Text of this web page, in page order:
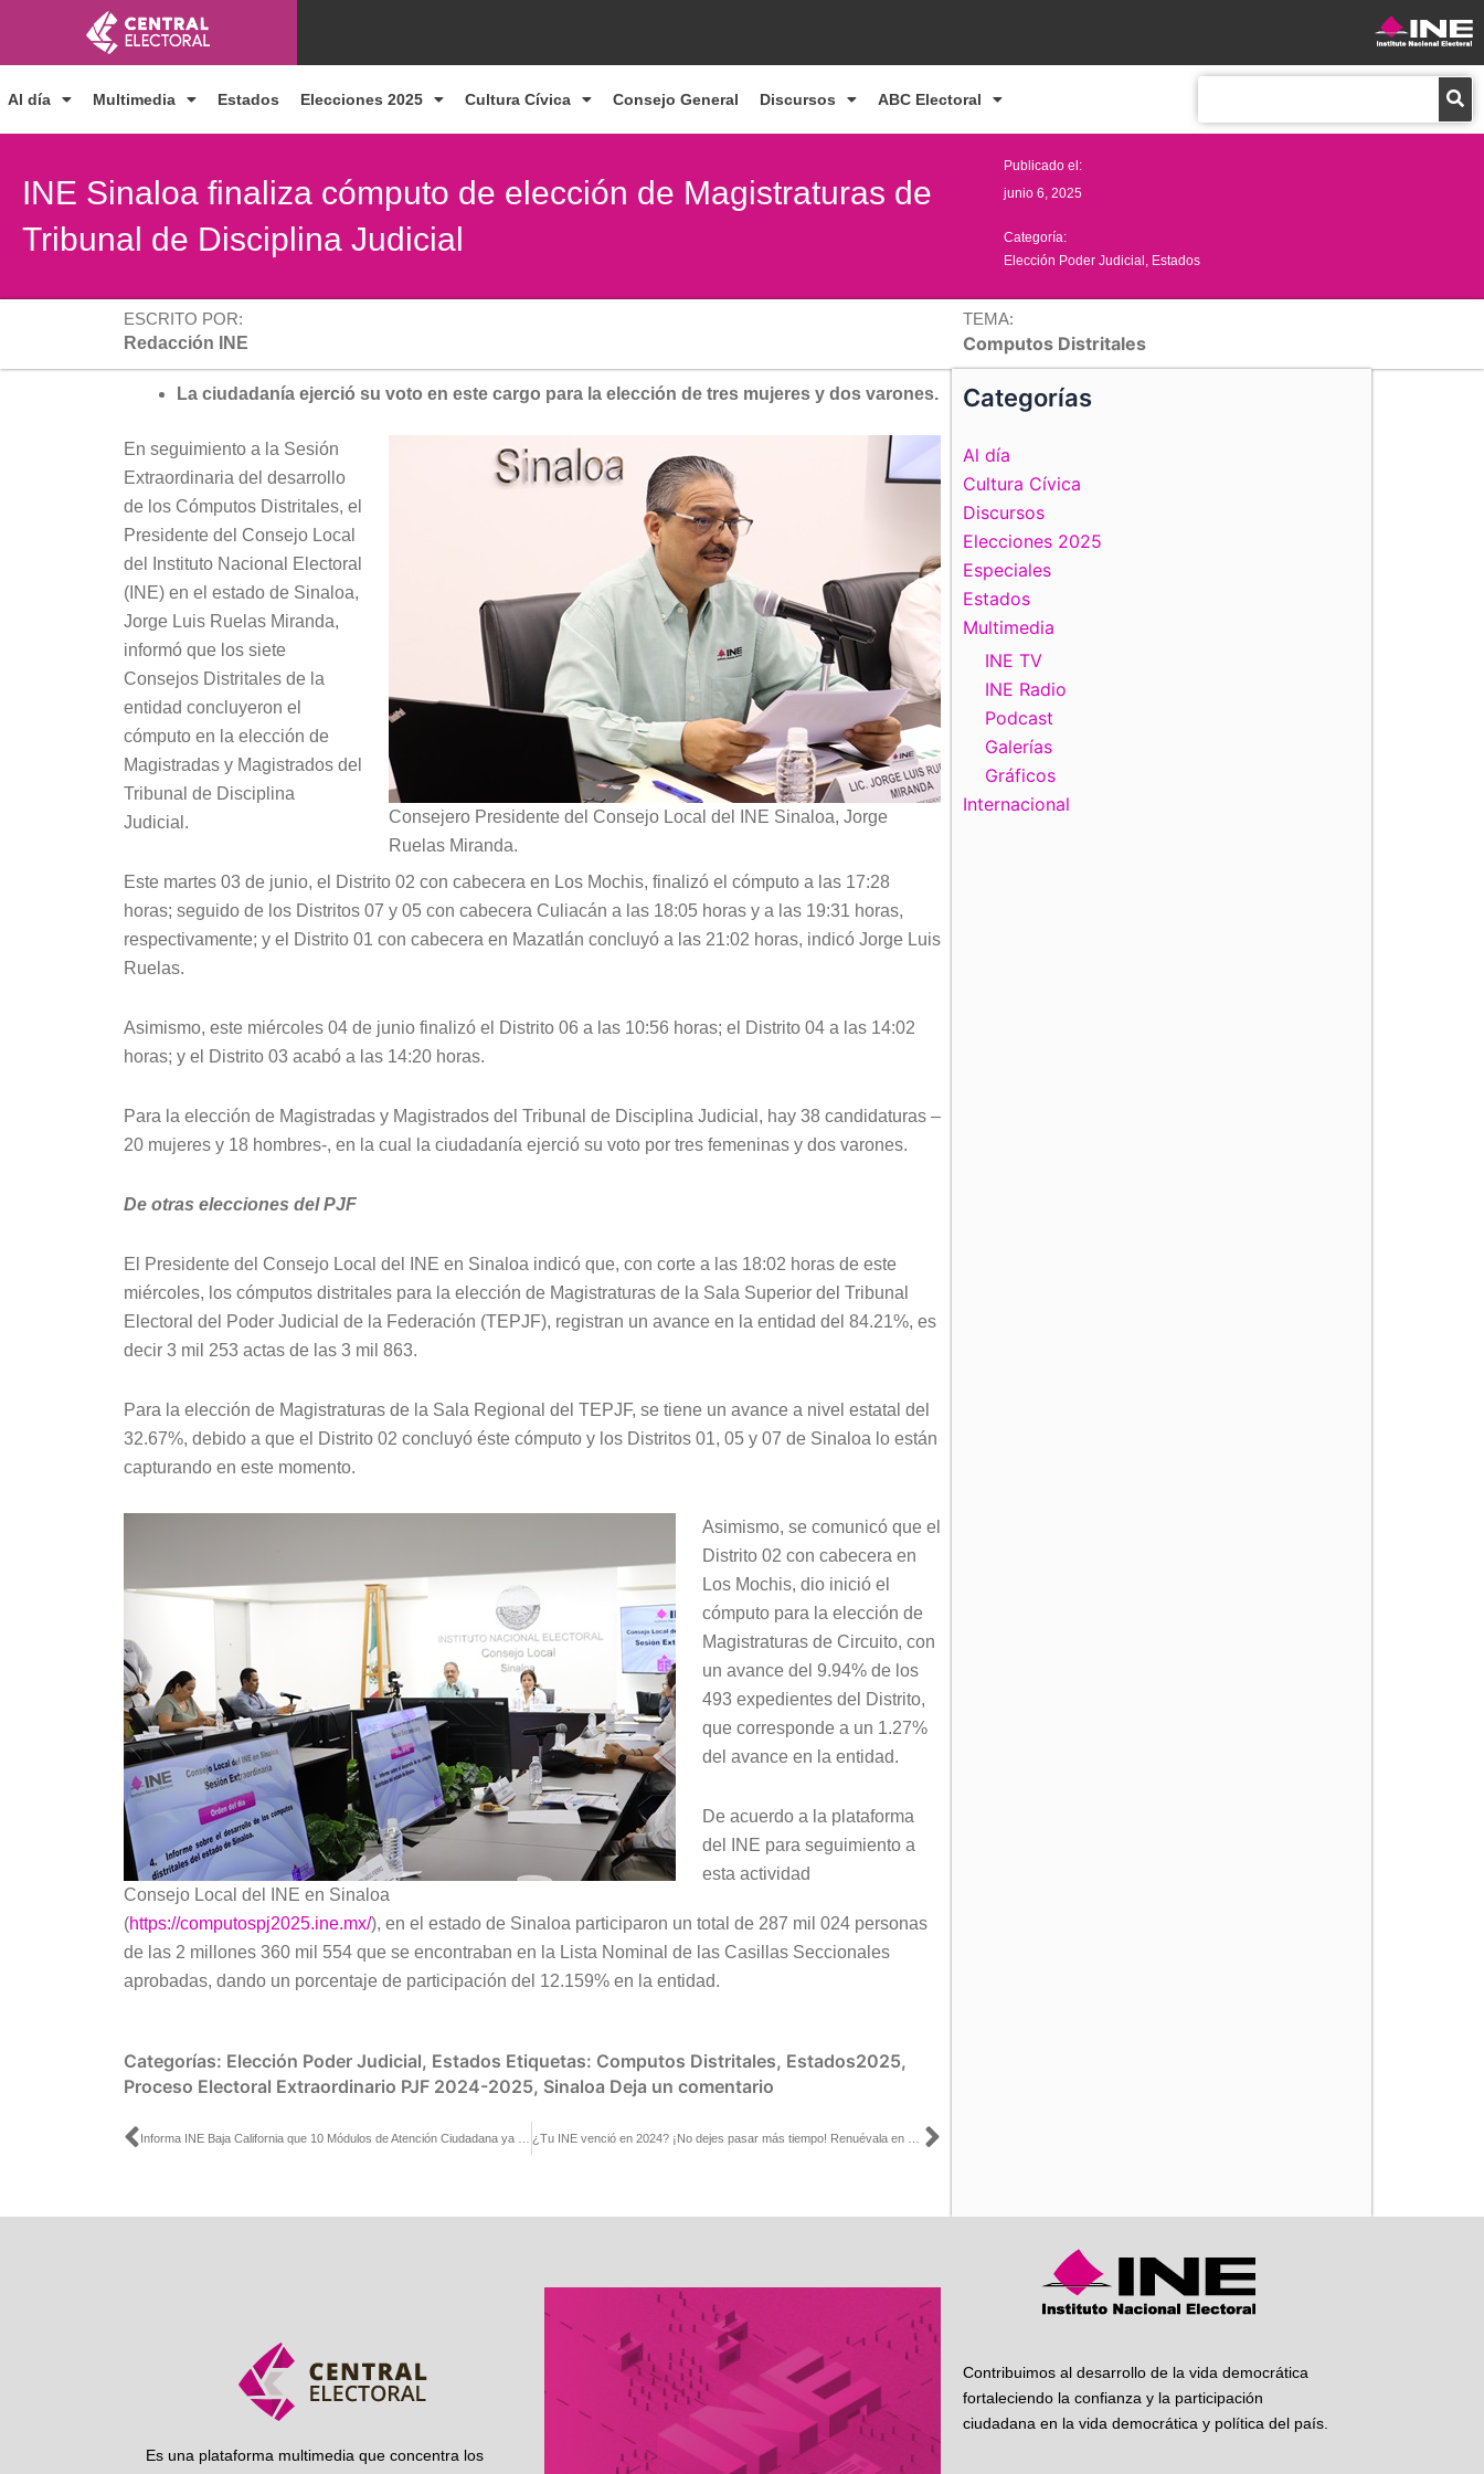
contenido
Al día Multimedia Estados Elecciones 2025 Cultura Cívica Consejo General Discursos ABC Electoral
INE Sinaloa finaliza cómputo de elección de Magistraturas de
Tribunal de Disciplina Judicial
Publicado el:
junio 6, 2025
Categoría:
Elección Poder Judicial Estados
ESCRITO POR:
Redacción INE
TEMA:
Computos Distritales
La ciudadanía ejerció su voto en este cargo para la elección de tres mujeres y dos varones.
Consejero Presidente del Consejo Local del INE Sinaloa, Jorge
Ruelas Miranda.
En seguimiento a la Sesión
Extraordinaria del desarrollo
de los Cómputos Distritales, el
Presidente del Consejo Local
del Instituto Nacional Electoral
(INE) en el estado de Sinaloa,
Jorge Luis Ruelas Miranda,
informó que los siete
Consejos Distritales de la
entidad concluyeron el
cómputo en la elección de
Magistradas y Magistrados del
Tribunal de Disciplina
Judicial.
Este martes 03 de junio, el Distrito 02 con cabecera en Los Mochis, finalizó el cómputo a las 17:28
horas; seguido de los Distritos 07 y 05 con cabecera Culiacán a las 18:05 horas y a las 19:31 horas,
respectivamente; y el Distrito 01 con cabecera en Mazatlán concluyó a las 21:02 horas, indicó Jorge Luis
Ruelas.
Asimismo, este miércoles 04 de junio finalizó el Distrito 06 a las 10:56 horas; el Distrito 04 a las 14:02
horas; y el Distrito 03 acabó a las 14:20 horas.
Para la elección de Magistradas y Magistrados del Tribunal de Disciplina Judicial, hay 38 candidaturas –
20 mujeres y 18 hombres-, en la cual la ciudadanía ejerció su voto por tres femeninas y dos varones.
De otras elecciones del PJF
El Presidente del Consejo Local del INE en Sinaloa indicó que, con corte a las 18:02 horas de este
miércoles, los cómputos distritales para la elección de Magistraturas de la Sala Superior del Tribunal
Electoral del Poder Judicial de la Federación (TEPJF), registran un avance en la entidad del 84.21%, es
decir 3 mil 253 actas de las 3 mil 863.
Para la elección de Magistraturas de la Sala Regional del TEPJF, se tiene un avance a nivel estatal del
32.67%, debido a que el Distrito 02 concluyó éste cómputo y los Distritos 01, 05 y 07 de Sinaloa lo están
capturando en este momento.
Consejo Local del INE en Sinaloa
Asimismo, se comunicó que el
Distrito 02 con cabecera en
Los Mochis, dio inició el
cómputo para la elección de
Magistraturas de Circuito, con
un avance del 9.94% de los
493 expedientes del Distrito,
que corresponde a un 1.27%
del avance en la entidad.
De acuerdo a la plataforma
del INE para seguimiento a
esta actividad
(https://computospj2025.ine.mx/), en el estado de Sinaloa participaron un total de 287 mil 024 personas
de las 2 millones 360 mil 554 que se encontraban en la Lista Nominal de las Casillas Seccionales
aprobadas, dando un porcentaje de participación del 12.159% en la entidad.
Categorías: Elección Poder Judicial, Estados Etiquetas: Computos Distritales, Estados2025,
Proceso Electoral Extraordinario PJF 2024-2025, Sinaloa Deja un comentario
Ant Siguiente
Categorías
Al día
Cultura Cívica
Discursos
Elecciones 2025
Especiales
Estados
Multimedia
INE TV
INE Radio
Podcast
Galerías
Gráficos
Internacional
Es una plataforma multimedia que concentra los
Contribuimos al desarrollo de la vida democrática
fortaleciendo la confianza y la participación
ciudadana en la vida democrática y política del país.